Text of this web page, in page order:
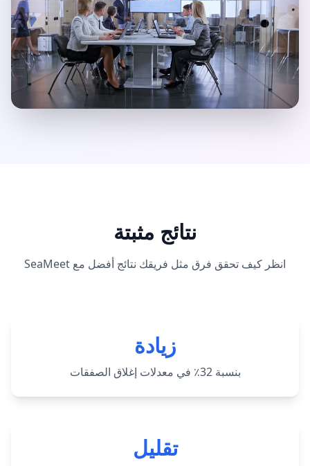
نتائج مثبتة
انظر كيف تحقق فرق مثل فريقك نتائج أفضل مع SeaMeet
زيادة
بنسبة 32٪ في معدلات إغلاق الصفقات
تقليل